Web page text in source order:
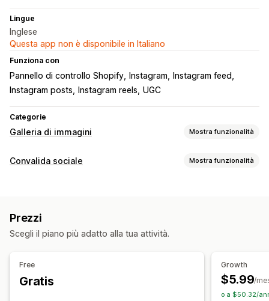
Lingue
Inglese
Questa app non è disponibile in Italiano
Funziona con
Pannello di controllo Shopify Instagram
Instagram feed
Instagram posts
Instagram reels UGC
Categorie
Galleria di immagini Mostra funzionalità
Tipi di galleria
Personalizzazione
Stili personalizzati
CSS personalizzato
Ridimensionamento immagine
Protezione delle immagini
Didascalie
Tag con opzioni di acquisto
Convalida sociale Mostra funzionalità
Analisi
Prezzi
Scegli il piano più adatto alla tua attività.
Free
Gratis
Growth
$5.99/
o a $50.32/